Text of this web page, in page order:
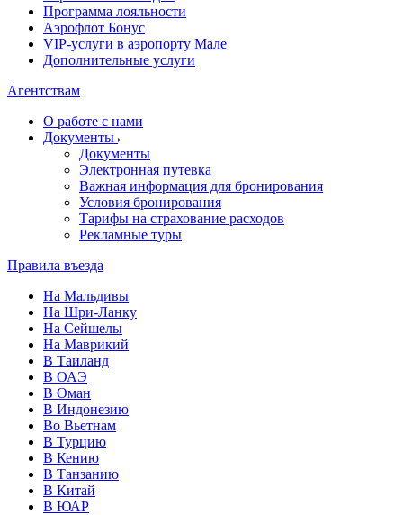
Программа лояльности
Аэрофлот Бонус
VIP-услуги в аэропорту Мале
Дополнительные услуги
Агентствам
О работе с нами
Документы
Документы
Электронная путевка
Важная информация для бронирования
Условия бронирования
Тарифы на страхование расходов
Рекламные туры
Правила въезда
На Мальдивы
На Шри-Ланку
На Сейшелы
На Маврикий
В Таиланд
В ОАЭ
В Оман
В Индонезию
Во Вьетнам
В Турцию
В Кению
В Танзанию
В Китай
В ЮАР